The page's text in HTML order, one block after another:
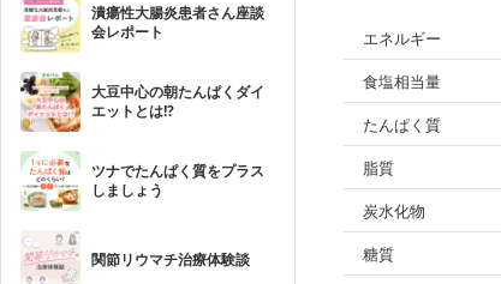
潰瘍性大腸炎患者さん座談
会レポート
大豆中心の朝たんぱくダイ
エットとは!?
ツナでたんぱく質をプラス
しましょう
関節リウマチ治療体験談
エネルギー
食塩相当量
たんぱく質
脂質
炭水化物
糖質